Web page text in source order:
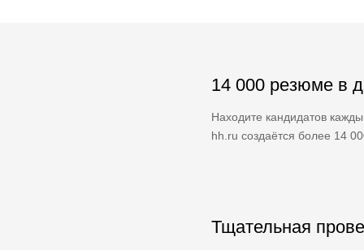
14 000 резюме в
Находите кандидатов
hh.ru создаётся более 14
Тщательная